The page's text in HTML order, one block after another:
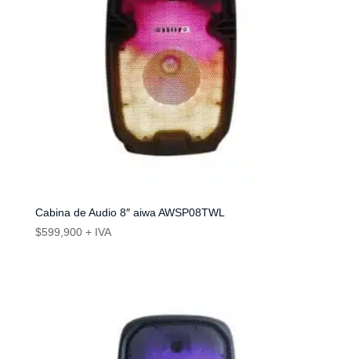
Cabina de Audio 8″ aiwa AWSP08TWL
$599,900 + IVA